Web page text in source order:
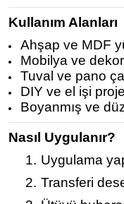
Kullanım Alanları
Ahşap ve MDF
Mobilya ve
Tuval ve pano
DIY ve el işi
Boyanmış ve
Nasıl Uygulanır?
1. Uygulama
2. Transferi